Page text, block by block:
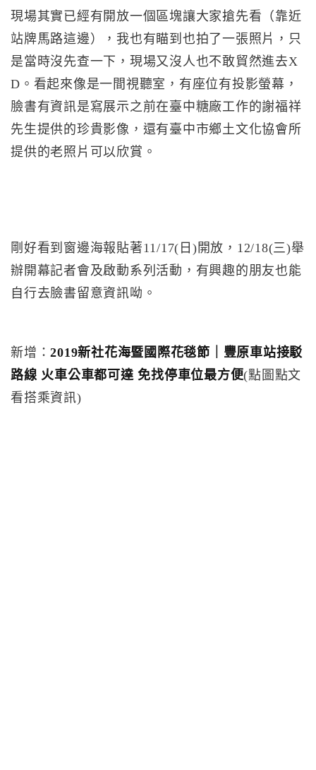
現場其實已經有開放一個區塊讓大家搶先看（靠近
站牌馬路這邊），我也有瞄到也拍了一張照片，只
是當時沒先查一下，現場又沒人也不敢貿然進去X
D。看起來像是一間視聽室，有座位有投影螢幕，
臉書有資訊是寫展示之前在臺中糖廠工作的謝福祥
先生提供的珍貴影像，還有臺中市鄉土文化協會所
提供的老照片可以欣賞。
剛好看到窗邊海報貼著11/17(日)開放，12/18(三)舉
辦開幕記者會及啟動系列活動，有興趣的朋友也能
自行去臉書留意資訊呦。
新增：2019新社花海暨國際花毯節｜豐原車站接駁
路線 火車公車都可達 免找停車位最方便(點圖點文
看搭乘資訊)